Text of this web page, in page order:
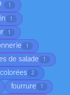
1
1
1
1
de salade 1
2
fourrure 1